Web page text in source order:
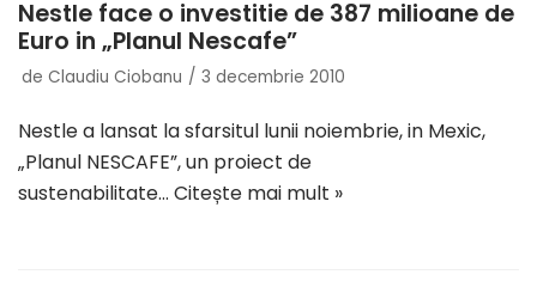
Nestle face o investitie de 387 milioane de
Euro in „Planul Nescafe”
de Claudiu Ciobanu 3 decembrie 2010
Nestle a lansat la sfarsitul lunii noiembrie, in Mexic,
„Planul NESCAFE”, un proiect de
sustenabilitate… Citește mai mult »